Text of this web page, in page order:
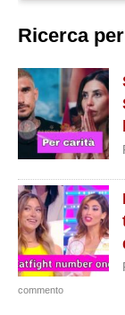
Ricerca
commento